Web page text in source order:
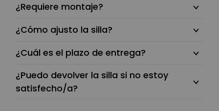
¿Requiere montaje?
¿Cómo ajusto la silla?
¿Cuál es el plazo de entrega?
¿Puedo devolver la silla si no estoy
satisfecho/a?